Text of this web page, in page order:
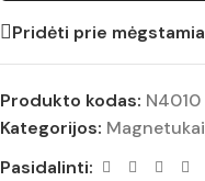
Pridėti prie
Produkto kodas: N4010
Kategorijos: Magnetukai
Pasidalinti: